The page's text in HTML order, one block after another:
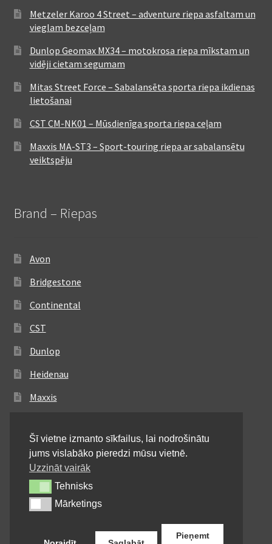
Metzeler Karoo 4 Street – adventure riepa asfaltam un
vieglam bezceļam
Dunlop Geomax MX34 – motokrosa riepa mīkstam un
vidēji cietam segumam
Mitas Street Force – Sabalansēta sporta riepa ikdienas
lietošanai
CST CM-NK01 – Mūsdienīga sporta riepa ceļam
Maxxis MA-ST3 – Sport-touring riepa ar sabalansētu
veiktspēju
Brand – Riepas
Avon
Bridgestone
Continental
CST
Dunlop
Heidenau
Maxxis
Michelin
Mitas
Pirelli
Shinko
Šī vietne izmanto sīkfailus, lai nodrošinātu
jums vislabāko pieredzi mūsu vietnē.
Uzzināt vairāk
TehnisksTehnisks
MārketingsMārketings
Pieņemt